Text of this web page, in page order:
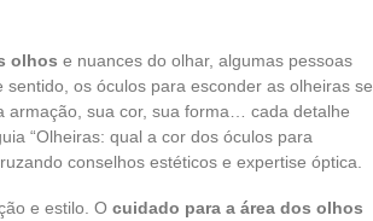
olhos e nuances do olhar, algumas pessoas
os óculos para esconder as olheiras se
armação, sua cor, sua forma… cada detalhe
“Olheiras: qual a cor dos óculos para
conselhos estéticos e expertise óptica.
e estilo. O cuidado para a área dos olhos